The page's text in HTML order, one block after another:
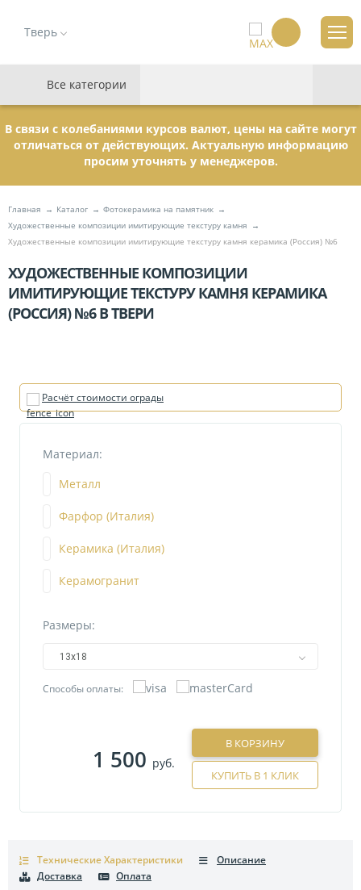
Тверь
Все категории
В связи с колебаниями курсов валют, цены на сайте могут
отличаться от действующих. Актуальную информацию
просим уточнять у менеджеров.
Главная Каталог
Фотокерамика на памятник
Художественные композиции имитирующие текстуру камня
Художественные композиции имитирующие текстуру камня керамика (Россия) №6
ХУДОЖЕСТВЕННЫЕ КОМПОЗИЦИИ
ИМИТИРУЮЩИЕ ТЕКСТУРУ КАМНЯ КЕРАМИКА
(РОССИЯ) №6 В ТВЕРИ
Расчёт стоимости ограды
Материал:
Металл
Фарфор (Италия)
Керамика (Италия)
Керамогранит
Размеры:
13х18
Способы оплаты:
1 500 руб.
В КОРЗИНУ
КУПИТЬ В 1 КЛИК
Технические Характеристики
Описание
Доставка
Оплата